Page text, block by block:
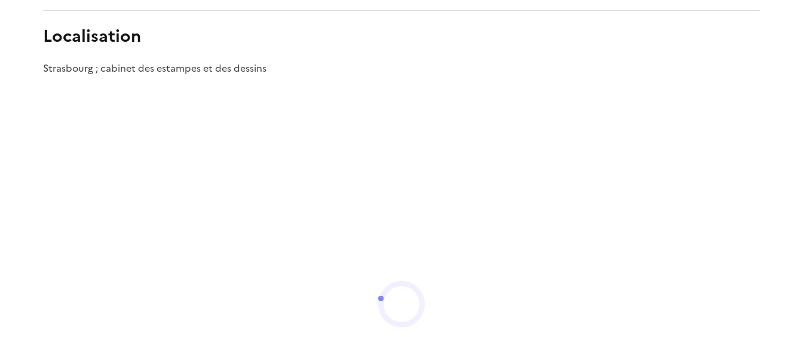
Localisation
Strasbourg ; cabinet des estampes et des dessins